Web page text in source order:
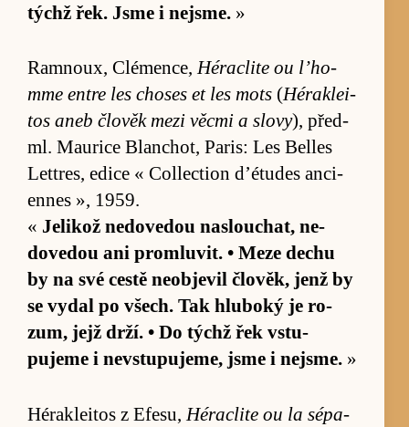
týchž řek. Jsme i nejsme. »
Ramnoux, Clé­men­ce,Hérac­lite ou l’ho­
mme en­tre les cho­ses et les mots (Héra­klei­
tos aneb člověk mezi věcmi a slovy), před­
ml. Mau­rice Blan­chot, Pa­ris: Les Belles
Let­tres, edice « Collection d’étu­des an­ci­
ennes », 1959.
« Je­likož ne­dove­dou na­slou­chat, ne­
dove­dou ani pro­mlu­vit. • Meze de­chu
by na své cestě ne­ob­jevil člověk, jenž by
se vy­dal po všech. Tak hlu­boký je ro­
zum, jejž drží. • Do týchž řek vstu­
pujeme i ne­vstu­puje­me, jsme i nejsme. »
Héra­klei­tos z Efe­su,Hérac­lite ou la sépa­